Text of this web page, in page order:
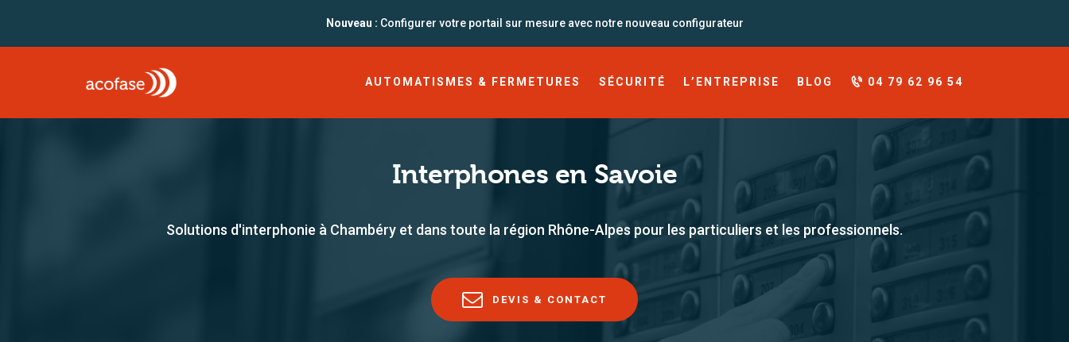
Nouveau : Configurer votre portail sur mesure avec notre nouveau configurateur
AUTOMATISMES & FERMETURES SÉCURITÉ L’ENTREPRISE BLOG 04 79 62 96 54
AUTOMATISMES &
SÉCURITÉ
L’ENTREPRISE
Interphones en Savoie
Solutions d'interphonie à Chambéry et dans toute la région Rhône-Alpes pour les particuliers et les professionnels.
DEVIS & CONTACT